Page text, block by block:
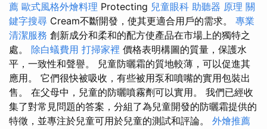
薦 歐式風格外燴料理 Protecting 兒童眼科 助聽器 原理 關
鍵字搜尋 Cream不斷開發，使其更適合用戶的需求。 專業
清潔服務 創新成分和柔和的配方使產品在市場上的獨特之
處。 除白蟻費用 打掃家裡 價格表明構圖的質量，保護水
平，一致性和聲譽。 兒童防曬霜的質地較薄，可以促進其
應用。 它們很快被吸收，有些被用泵和噴嘴的實用包裝出
售。 在父母中，兒童的防曬噴霧劑可以實用。 我們已經收
集了對常見問題的答案，分組了為兒童開發的防曬霜提供的
特徵，並專注於兒童可用於兒童的測試和評論。 外燴推薦